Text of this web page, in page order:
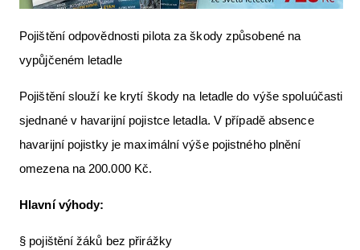
Pojištění odpovědnosti pilota za škody způsobené na
vypůjčeném letadle
Pojištění slouží ke krytí škody na letadle do výše spoluúčasti
sjednané v havarijní pojistce letadla. V případě absence
havarijní pojistky je maximální výše pojistného plnění
omezena na 200.000 Kč.
Hlavní výhody:
§ pojištění žáků bez přirážky